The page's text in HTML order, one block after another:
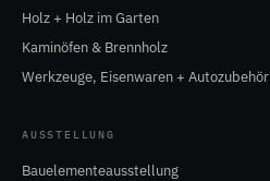
Holz + Holz im Garten
Kaminöfen & Brennholz
Werkzeuge, Eisenwaren + Autozubehör
AUSSTELLUNG
Bauelementeausstellung